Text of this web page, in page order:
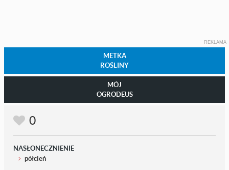
REKLAMA
METKA
ROŚLINY
MÓJ
OGRODEUS
0
NASŁONECZNIENIE
półcień